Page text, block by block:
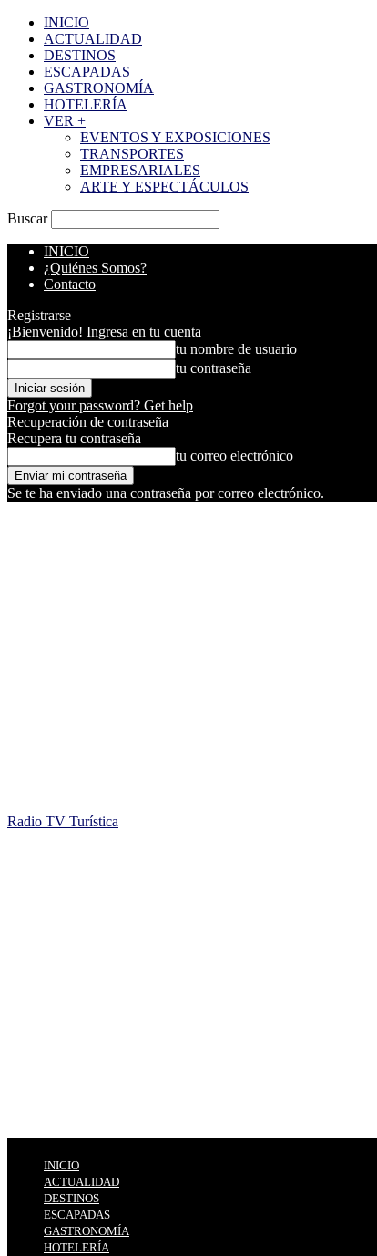
INICIO
ACTUALIDAD
DESTINOS
ESCAPADAS
GASTRONOMÍA
HOTELERÍA
VER +
EVENTOS Y EXPOSICIONES
TRANSPORTES
EMPRESARIALES
ARTE Y ESPECTÁCULOS
Buscar
INICIO
¿Quiénes Somos?
Contacto
Registrarse
¡Bienvenido! Ingresa en tu cuenta
tu nombre de usuario
tu contraseña
Forgot your password? Get help
Recuperación de contraseña
Recupera tu contraseña
tu correo electrónico
Se te ha enviado una contraseña por correo electrónico.
Radio TV Turística
INICIO
ACTUALIDAD
DESTINOS
ESCAPADAS
GASTRONOMÍA
HOTELERÍA